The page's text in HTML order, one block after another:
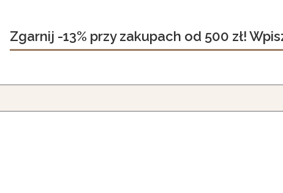
Zgarnij -13% przy zakupach od 500 zł!